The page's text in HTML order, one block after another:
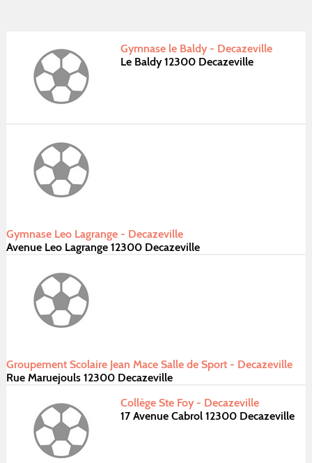
Gymnase le Baldy - Decazeville
Le Baldy 12300 Decazeville
Gymnase Leo Lagrange - Decazeville
Avenue Leo Lagrange 12300 Decazeville
Groupement Scolaire Jean Mace Salle de Sport - Decazeville
Rue Maruejouls 12300 Decazeville
Collège Ste Foy - Decazeville
17 Avenue Cabrol 12300 Decazeville